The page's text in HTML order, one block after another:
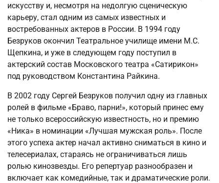
искусству и, несмотря на недолгую сценическую
карьеру, стал одним из самых известных и
востребованных актеров в России. В 1994 году
Безруков окончил Театральное училище имени М.С.
Щепкина, и уже в следующем году поступил в
актерский состав Московского театра «Сатирикон»
под руководством Константина Райкина.
В 2002 году Сергей Безруков получил одну из главных
ролей в фильме «Браво, парни!», который принес ему
не только всероссийскую известность, но и премию
«Ника» в номинации «Лучшая мужская роль». После
этого успеха актер начал активно сниматься в кино и
телесериалах, стараясь не ограничиваться лишь
ролью кинозвезды. Его репертуар разнообразен и
включает как комедийные, так и драматические роли.